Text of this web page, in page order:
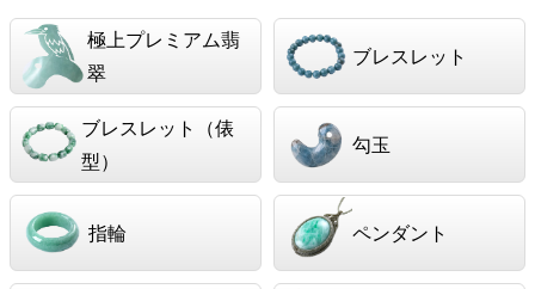
極上プレミアム翡
翠
ブレスレット
ブレスレット（俵
型）
勾玉
指輪 ペンダント